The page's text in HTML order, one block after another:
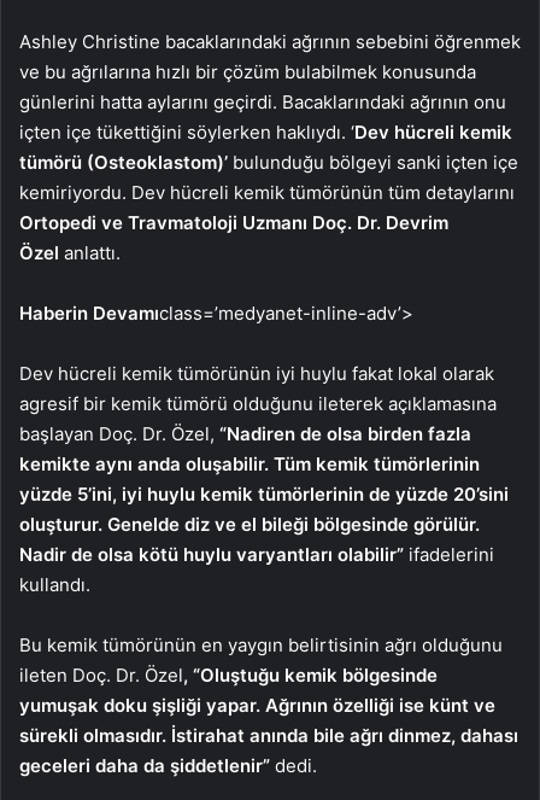
Ashley Christine bacaklarındaki ağrının sebebini öğrenmek
ve bu ağrılarına hızlı bir çözüm bulabilmek konusunda
günlerini hatta aylarını geçirdi. Bacaklarındaki ağrının onu
içten içe tükettiğini söylerken haklıydı. ‘Dev hücreli kemik
tümörü (Osteoklastom)’ bulunduğu bölgeyi sanki içten içe
kemiriyordu. Dev hücreli kemik tümörünün tüm detaylarını
Ortopedi ve Travmatoloji Uzmanı Doç. Dr. Devrim
Özel anlattı.
Haberin Devamıclass=’medyanet-inline-adv’>
Dev hücreli kemik tümörünün iyi huylu fakat lokal olarak
agresif bir kemik tümörü olduğunu ileterek açıklamasına
başlayan Doç. Dr. Özel, “Nadiren de olsa birden fazla
kemikte aynı anda oluşabilir. Tüm kemik tümörlerinin
yüzde 5’ini, iyi huylu kemik tümörlerinin de yüzde 20’sini
oluşturur. Genelde diz ve el bileği bölgesinde görülür.
Nadir de olsa kötü huylu varyantları olabilir” ifadelerini
kullandı.
Bu kemik tümörünün en yaygın belirtisinin ağrı olduğunu
ileten Doç. Dr. Özel, “Oluştuğu kemik bölgesinde
yumuşak doku şişliği yapar. Ağrının özelliği ise künt ve
sürekli olmasıdır. İstirahat anında bile ağrı dinmez, dahası
geceleri daha da şiddetlenir” dedi.